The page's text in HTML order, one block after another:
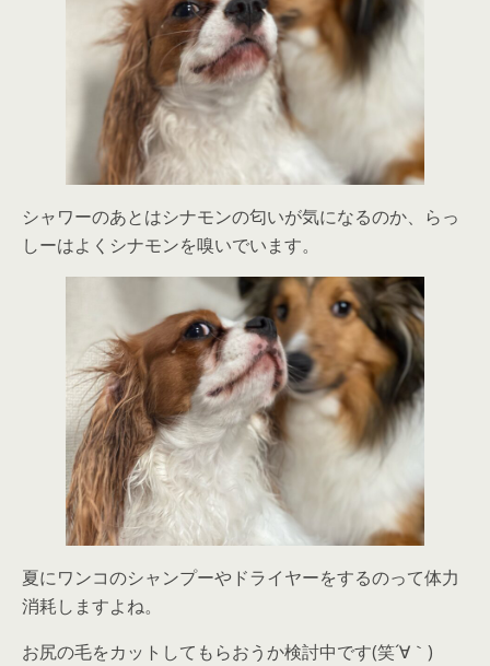
シャワーのあとはシナモンの匂いが気になるのか、らっ
しーはよくシナモンを嗅いでいます。
夏にワンコのシャンプーやドライヤーをするのって体力
消耗しますよね。
お尻の毛をカットしてもらおうか検討中です(笑´∀｀)